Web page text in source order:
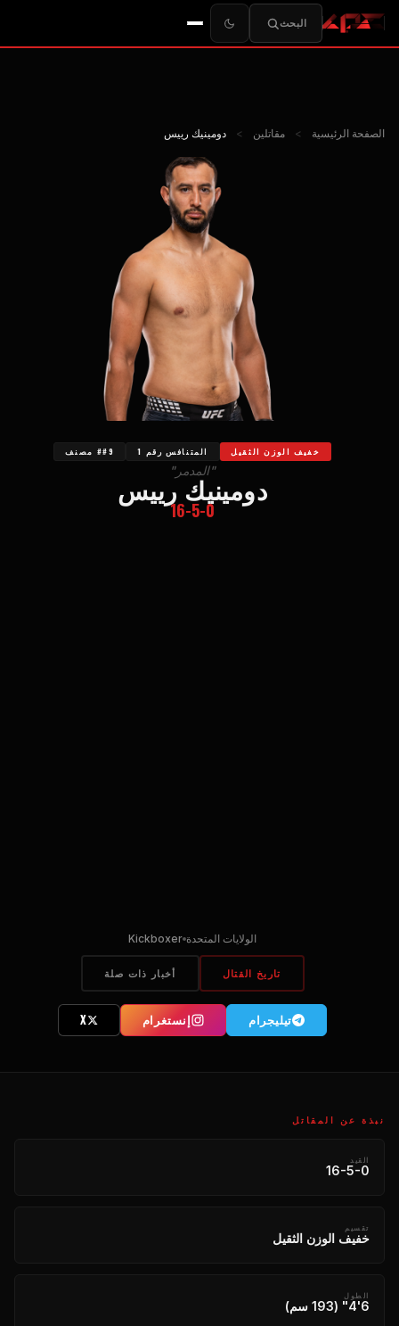
البحث
الصفحة الرئيسية > مقاتلين > دومينيك رييس
خفيف الوزن الثقيل المتنافس رقم 1 ##9 مصنف
"المدمر"
دومينيك رييس
16-5-0
الولايات المتحدة Kickboxer
تاريخ القتال أخبار ذات صلة
تیلیجرام إنستغرام X
نبذة عن المقاتل
القيد
16-5-0
تقسيم
خفيف الوزن الثقيل
الطول
6'4" (193 سم)